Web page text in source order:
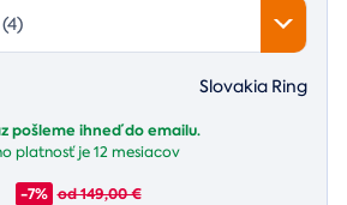
Slovakia Ring
pošleme ihneď do emailu.
platnosť je12 mesiacov
-7% od 149,00 €